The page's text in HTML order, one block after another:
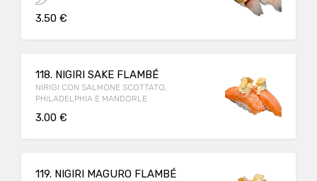
3.50 €
118. NIGIRI SAKE FLAMBÉ
NIRIGI CON SALMONE SCOTTATO,
PHILADELPHIA E MANDORLE
3.00 €
119. NIGIRI MAGURO FLAMBÉ